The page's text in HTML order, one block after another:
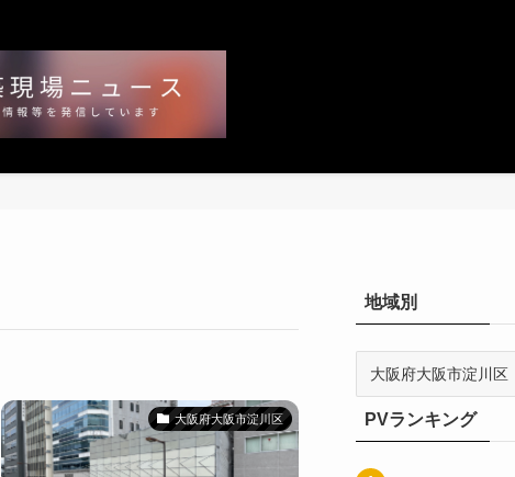
大阪府大阪市淀川区
地域別
別PVランキング